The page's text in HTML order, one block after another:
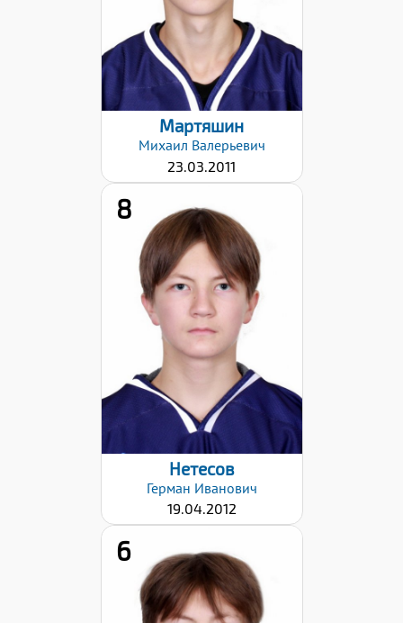
28.01.2026
Мартяшин
Михаил Валерьевич
23.03.2011
8
Хват клюшки:
Левый
Дата заявки:
28.01.2026
Нетесов
Герман Иванович
19.04.2012
6